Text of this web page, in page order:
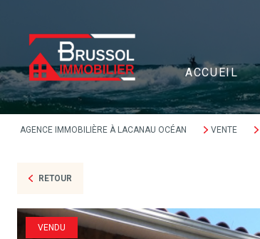
ACCUEIL
AGENCE IMMOBILIÈRE À LACANAU OCÉAN VENTE
RETOUR
VENDU